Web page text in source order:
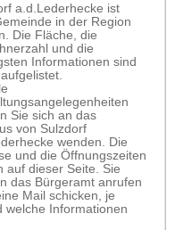
a.d.Lederhecke ist
in der Region
Die Fläche, die
und die
Informationen sind
Sie sich an das
von Sulzdorf
wenden. Die
und die Öffnungszeiten
auf dieser Seite. Sie
das Bürgeramt anrufen
Mail schicken, je
welche Informationen